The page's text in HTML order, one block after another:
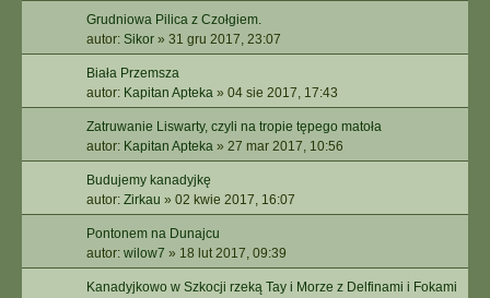
Grudniowa Pilica z Czołgiem.
autor: Sikor » 31 gru 2017, 23:07
Biała Przemsza
autor: Kapitan Apteka » 04 sie 2017, 17:43
Zatruwanie Liswarty, czyli na tropie tępego matoła
autor: Kapitan Apteka » 27 mar 2017, 10:56
Budujemy kanadyjkę
autor: Zirkau » 02 kwie 2017, 16:07
Pontonem na Dunajcu
autor: wilow7 » 18 lut 2017, 09:39
Kanadyjkowo w Szkocji rzeką Tay i Morze z Delfinami i Fokami